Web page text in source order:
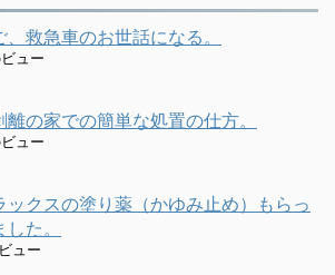
、救急車のお世話になる。
ュー
離の家での簡単な処置の仕方。
ュー
ックスの塗り薬（かゆみ止め）もらっ
た。
ュー